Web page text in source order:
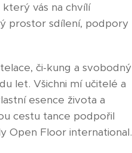
vás na chvílí
prostor sdílení, podpory
či-kung a svobodný
let. Všichni mí učitelé a
esence života a
cestu tance podpořil
Open Floor international.